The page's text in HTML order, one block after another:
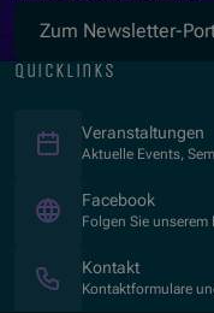
Zum Newsletter-
quicklinks
Veranstaltungen
Aktuelle Events,
Facebook(Öffnet
Folgen Sie unserem
Kontakt
Kontaktformulare